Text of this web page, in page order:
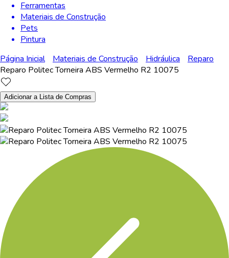
Ferramentas
Materiais de Construção
Pets
Pintura
Página Inicial
Materiais de Construção Hidráulica
Reparo
Reparo Politec Torneira ABS Vermelho R2 10075
Adicionar a Lista de Compras